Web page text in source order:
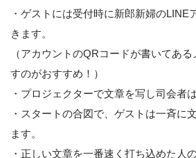
・ゲストには受付時に新郎新婦のLINE
きます。
（アカウントのQRコードが書いてあ
すのがおすすめ！）
・プロジェクターで文章を写し司会者
・スタートの合図で、ゲストは一斉に
ます。
・正しい文章を一番速く打ち込めた人